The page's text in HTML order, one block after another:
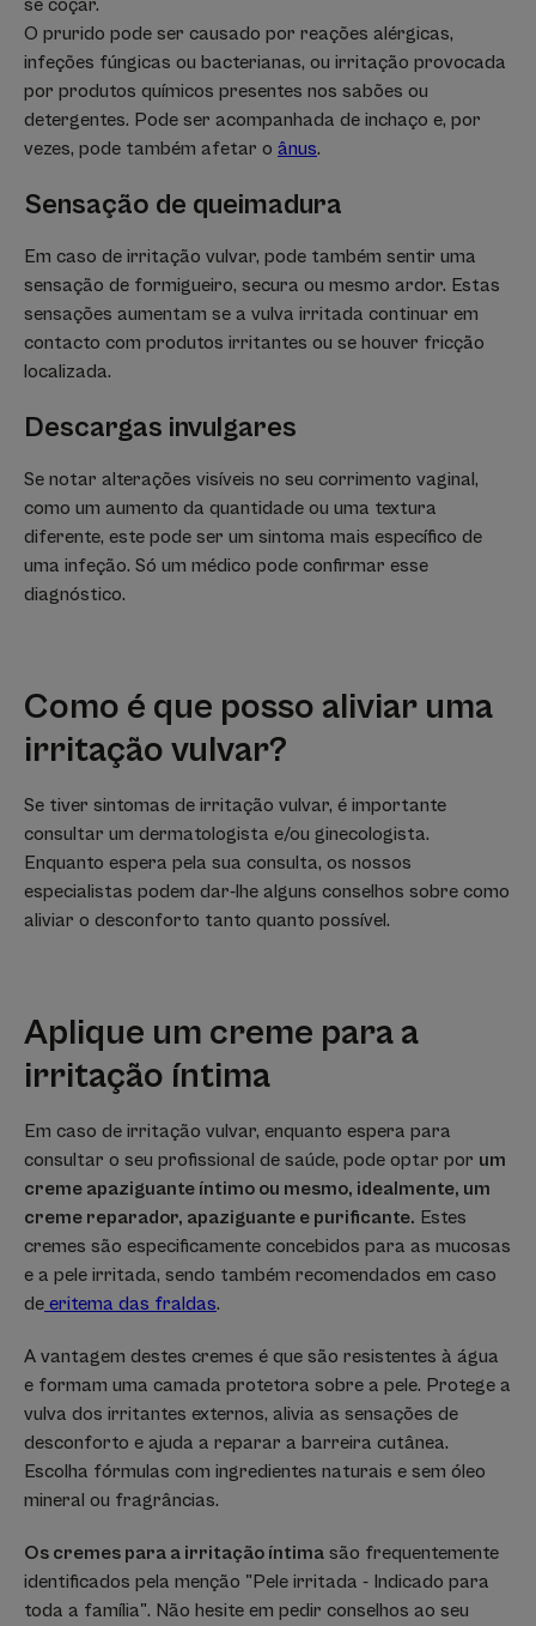
se coçar.
O prurido pode ser causado por reações alérgicas,
infeções fúngicas ou bacterianas, ou irritação provocada
por produtos químicos presentes nos sabões ou
detergentes. Pode ser acompanhada de inchaço e, por
vezes, pode também afetar o ânus.
Sensação de queimadura
Em caso de irritação vulvar, pode também sentir uma
sensação de formigueiro, secura ou mesmo ardor. Estas
sensações aumentam se a vulva irritada continuar em
contacto com produtos irritantes ou se houver fricção
localizada.
Descargas invulgares
Se notar alterações visíveis no seu corrimento vaginal,
como um aumento da quantidade ou uma textura
diferente, este pode ser um sintoma mais específico de
uma infeção. Só um médico pode confirmar esse
diagnóstico.
Como é que posso aliviar uma
irritação vulvar?
Se tiver sintomas de irritação vulvar, é importante
consultar um dermatologista e/ou ginecologista.
Enquanto espera pela sua consulta, os nossos
especialistas podem dar-lhe alguns conselhos sobre como
aliviar o desconforto tanto quanto possível.
Aplique um creme para a
irritação íntima
Em caso de irritação vulvar, enquanto espera para
consultar o seu profissional de saúde, pode optar por um
creme apaziguante íntimo ou mesmo, idealmente, um
creme reparador, apaziguante e purificante. Estes
cremes são especificamente concebidos para as mucosas
e a pele irritada, sendo também recomendados em caso
de eritema das fraldas.
A vantagem destes cremes é que são resistentes à água
e formam uma camada protetora sobre a pele. Protege a
vulva dos irritantes externos, alivia as sensações de
desconforto e ajuda a reparar a barreira cutânea.
Escolha fórmulas com ingredientes naturais e sem óleo
mineral ou fragrâncias.
Os cremes para a irritação íntima são frequentemente
identificados pela menção "Pele irritada - Indicado para
toda a família". Não hesite em pedir conselhos ao seu